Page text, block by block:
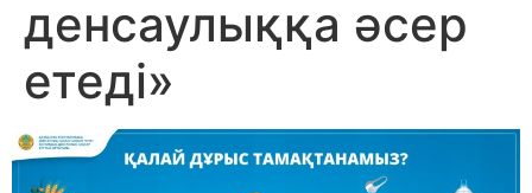
денсаулыққа әсер
етеді»